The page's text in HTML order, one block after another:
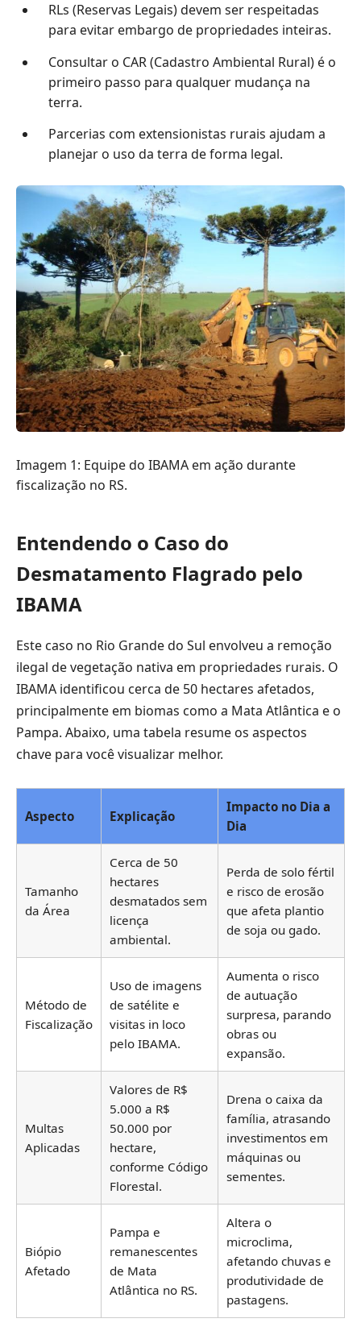
RLs (Reservas Legais) devem ser respeitadas
para evitar embargo de propriedades inteiras.
Consultar o CAR (Cadastro Ambiental Rural) é o
primeiro passo para qualquer mudança na
terra.
Parcerias com extensionistas rurais ajudam a
planejar o uso da terra de forma legal.
Imagem 1: Equipe do IBAMA em ação durante
fiscalização no RS.
Entendendo o Caso do
Desmatamento Flagrado pelo
IBAMA
Este caso no Rio Grande do Sul envolveu a remoção
ilegal de vegetação nativa em propriedades rurais. O
IBAMA identificou cerca de 50 hectares afetados,
principalmente em biomas como a Mata Atlântica e o
Pampa. Abaixo, uma tabela resume os aspectos
chave para você visualizar melhor.
Aspecto Explicação
Impacto no Dia a
Dia
Tamanho
da Área
Cerca de 50
hectares
desmatados sem
licença
ambiental.
Perda de solo fértil
e risco de erosão
que afeta plantio
de soja ou gado.
Método de
Fiscalização
Uso de imagens
de satélite e
visitas in loco
pelo IBAMA.
Aumenta o risco
de autuação
surpresa, parando
obras ou
expansão.
Multas
Aplicadas
Valores de R$
5.000 a R$
50.000 por
hectare,
conforme Código
Florestal.
Drena o caixa da
família, atrasando
investimentos em
máquinas ou
sementes.
Biópio
Afetado
Pampa e
remanescentes
de Mata
Atlântica no RS.
Altera o
microclima,
afetando chuvas e
produtividade de
pastagens.